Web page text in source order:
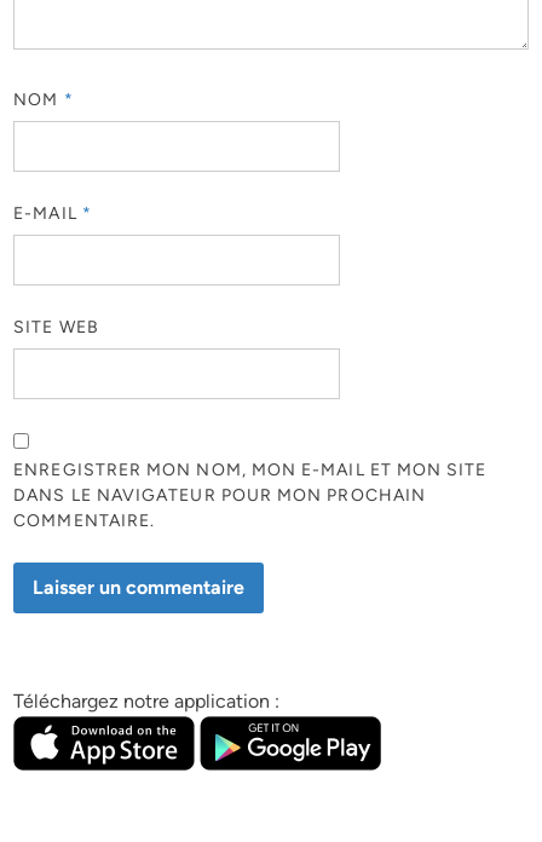
NOM *
E-MAIL *
SITE WEB
ENREGISTRER MON NOM, MON E-MAIL ET MON SITE
DANS LE NAVIGATEUR POUR MON PROCHAIN
COMMENTAIRE.
Téléchargez notre application :